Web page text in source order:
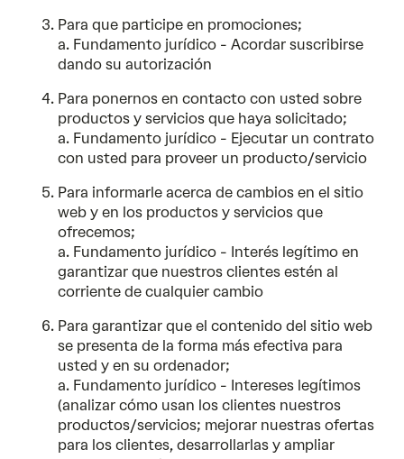
Para que participe en promociones;
a. Fundamento jurídico - Acordar suscribirse
dando su autorización
Para ponernos en contacto con usted sobre
productos y servicios que haya solicitado;
a. Fundamento jurídico - Ejecutar un contrato
con usted para proveer un producto/servicio
Para informarle acerca de cambios en el sitio
web y en los productos y servicios que
ofrecemos;
a. Fundamento jurídico - Interés legítimo en
garantizar que nuestros clientes estén al
corriente de cualquier cambio
Para garantizar que el contenido del sitio web
se presenta de la forma más efectiva para
usted y en su ordenador;
a. Fundamento jurídico - Intereses legítimos
(analizar cómo usan los clientes nuestros
productos/servicios; mejorar nuestras ofertas
para los clientes, desarrollarlas y ampliar